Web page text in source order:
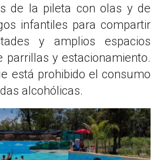
de la pileta con olas y de
infantiles para compartir
y amplios espacios
parrillas y estacionamiento.
está prohibido el consumo
alcohólicas.